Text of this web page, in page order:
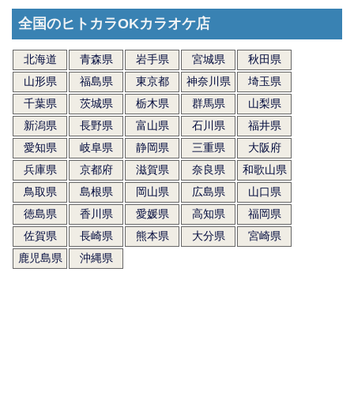
全国のヒトカラOKカラオケ店
北海道 青森県 岩手県 宮城県
秋田県
山形県
福島県 東京都 神奈川県
埼玉県
千葉県
茨城県 栃木県 群馬県
山梨県
新潟県
長野県 富山県 石川県
福井県
愛知県
岐阜県 静岡県 三重県
大阪府
兵庫県
京都府 滋賀県 奈良県
和歌山県
鳥取県
島根県 岡山県 広島県
山口県
徳島県
香川県 愛媛県 高知県
福岡県
佐賀県
長崎県 熊本県 大分県
宮崎県
鹿児島県
沖縄県